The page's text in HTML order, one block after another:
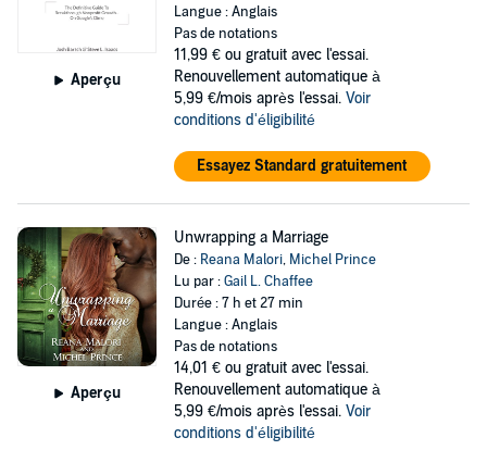
Aperçu
Langue : Anglais
Pas de notations
11,99 € ou gratuit avec l'essai.
Renouvellement automatique à
5,99 €/mois après l'essai. Voir
conditions d'éligibilité
Essayez Standard gratuitement
Aperçu
Unwrapping a Marriage
De : Reana Malori, Michel Prince
Lu par :Gail L. Chaffee
Durée : 7 h et 27 min
Langue : Anglais
Pas de notations
14,01 € ou gratuit avec l'essai.
Renouvellement automatique à
5,99 €/mois après l'essai. Voir
conditions d'éligibilité